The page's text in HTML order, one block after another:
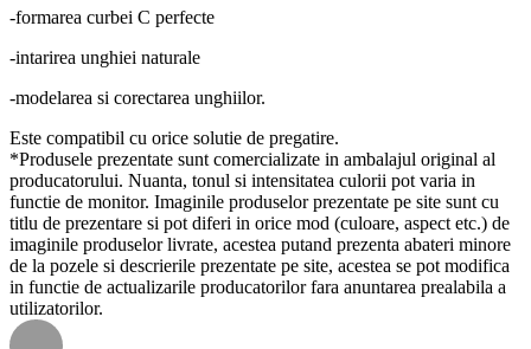
-formarea curbei C perfecte
-intarirea unghiei naturale
-modelarea si corectarea unghiilor.
Este compatibil cu orice solutie de pregatire.
*Produsele prezentate sunt comercializate in ambalajul original al
producatorului. Nuanta, tonul si intensitatea culorii pot varia in
functie de monitor. Imaginile produselor prezentate pe site sunt cu
titlu de prezentare si pot diferi in orice mod (culoare, aspect etc.) de
imaginile produselor livrate, acestea putand prezenta abateri minore
de la pozele si descrierile prezentate pe site, acestea se pot modifica
in functie de actualizarile producatorilor fara anuntarea prealabila a
utilizatorilor.